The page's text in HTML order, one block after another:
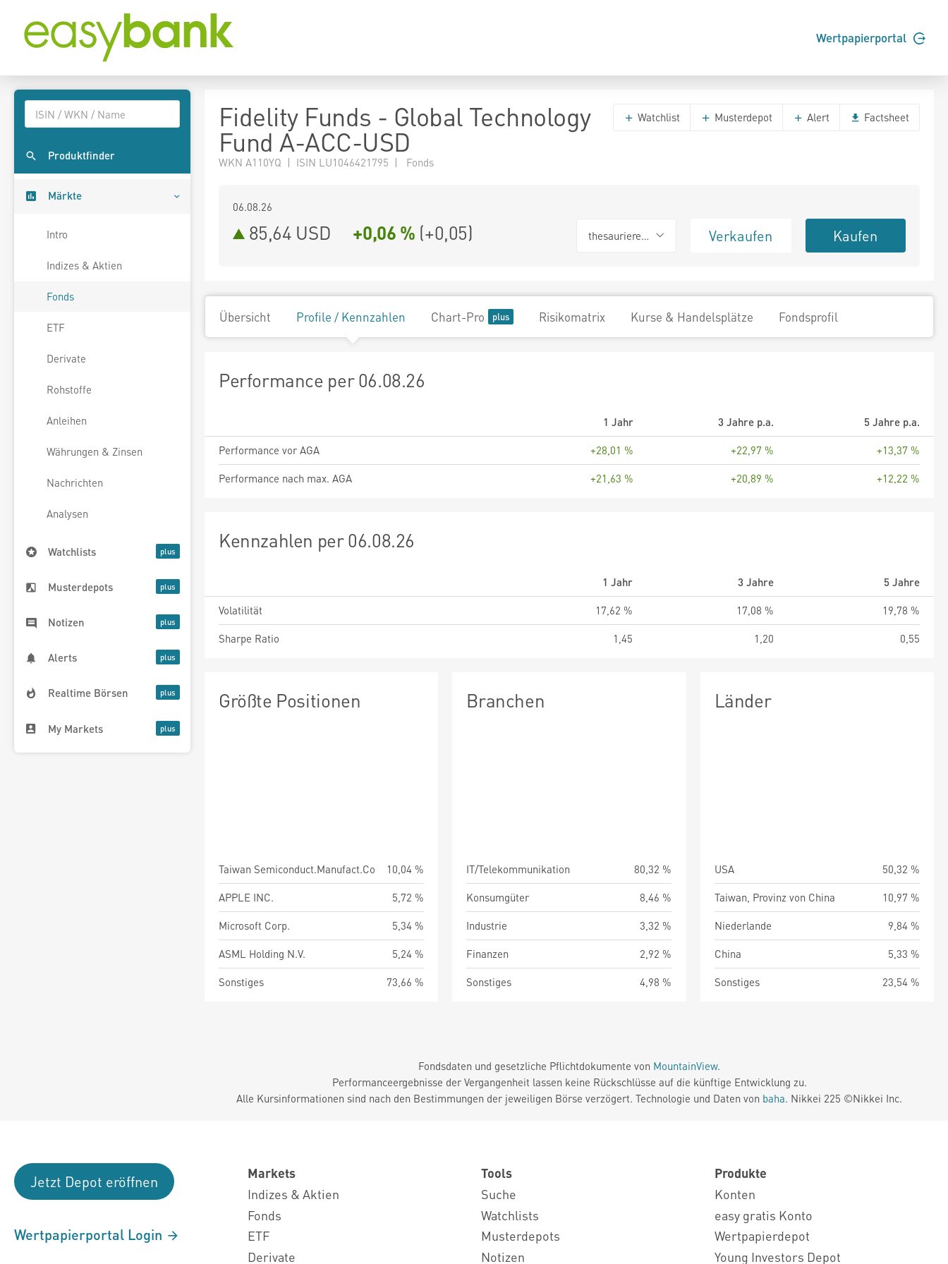
Wertpapierportal
Produktfinder
Märkte
Intro
Indizes & Aktien
Fonds
ETF
Derivate
Rohstoffe
Anleihen
Währungen & Zinsen
Nachrichten
Analysen
Watchlists
Musterdepots
Notizen
Alerts
Realtime Börsen
My Markets
Fidelity Funds - Global Technology
Fund A-ACC-USD
WKN A110YQ | ISIN LU1046421795 | Fonds
Watchlist Musterdepot Alert Factsheet
06.08.26
85,64 USD +0,06 % (+0,05) thesaurierend Verkaufen Kaufen
Übersicht Profile / Kennzahlen Chart-Pro Risikomatrix Kurse & Handelsplätze Fondsprofil
Performance per 06.08.26
1 Jahr 3 Jahre p.a.
5 Jahre p.a.
Performance vor AGA
+28,01 % +22,97 %
+13,37 %
Performance nach max. AGA
+21,63 % +20,89 % +12,22 %
Kennzahlen per 06.08.26
1 Jahr 3 Jahre
5 Jahre
Volatilität
17,62 % 17,08 %
19,78 %
Sharpe Ratio
1,45 1,20 0,55
Größte Positionen
Taiwan Semiconduct.Manufact.Co
10,04 %
APPLE INC.
5,72 %
Microsoft Corp.
5,34 %
ASML Holding N.V.
5,24 %
Sonstiges
73,66 %
Branchen
IT/Telekommunikation
80,32 %
Konsumgüter
8,46 %
Industrie
3,32 %
Finanzen
2,92 %
Sonstiges
4,98 %
Länder
USA
50,32 %
Taiwan, Provinz von China
10,97 %
Niederlande
9,84 %
China
5,33 %
Sonstiges
23,54 %
Fondsdaten und gesetzliche Pflichtdokumente von MountainView.
Performanceergebnisse der Vergangenheit lassen keine Rückschlüsse auf die künftige Entwicklung zu.
Alle Kursinformationen sind nach den Bestimmungen der jeweiligen Börse verzögert. Technologie und Daten von baha. Nikkei 225 ©Nikkei Inc.
Jetzt Depot eröffnen
Wertpapierportal Login
Markets
Indizes & Aktien
Fonds
ETF
Derivate
Tools
Suche
Watchlists
Musterdepots
Notizen
Produkte
Konten
easy gratis Konto
Wertpapierdepot
Young Investors Depot